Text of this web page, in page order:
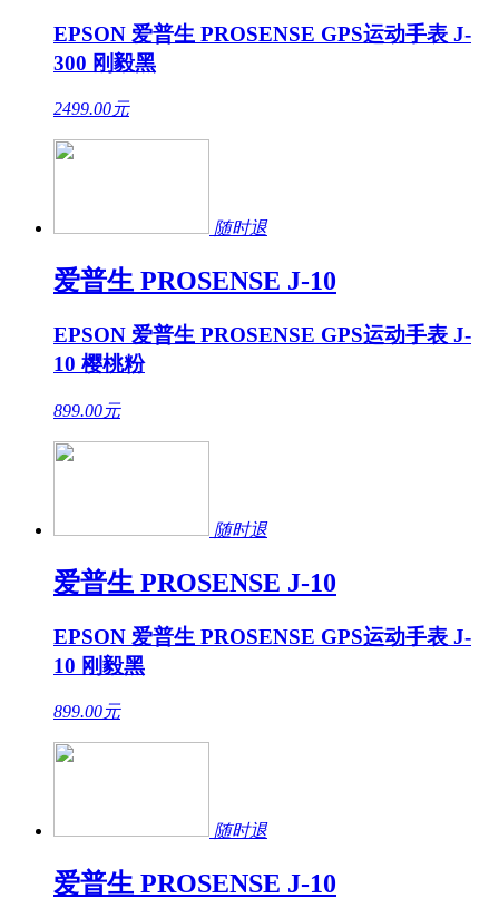
EPSON 爱普生 PROSENSE GPS运动手表 J-
300 刚毅黑
2499.00元
随时退
爱普生 PROSENSE J-10
EPSON 爱普生 PROSENSE GPS运动手表 J-
10 樱桃粉
899.00元
随时退
爱普生 PROSENSE J-10
EPSON 爱普生 PROSENSE GPS运动手表 J-
10 刚毅黑
899.00元
随时退
爱普生 PROSENSE J-10